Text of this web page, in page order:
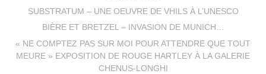
SUBSTRATUM – UNE OEUVRE DE VHILS À L’UNESCO
BIÈRE ET BRETZEL – INVASION DE MUNICH…
« NE COMPTEZ PAS SUR MOI POUR ATTENDRE QUE TOUT
MEURE » EXPOSITION DE ROUGE HARTLEY À LA GALERIE
CHENUS-LONGHI